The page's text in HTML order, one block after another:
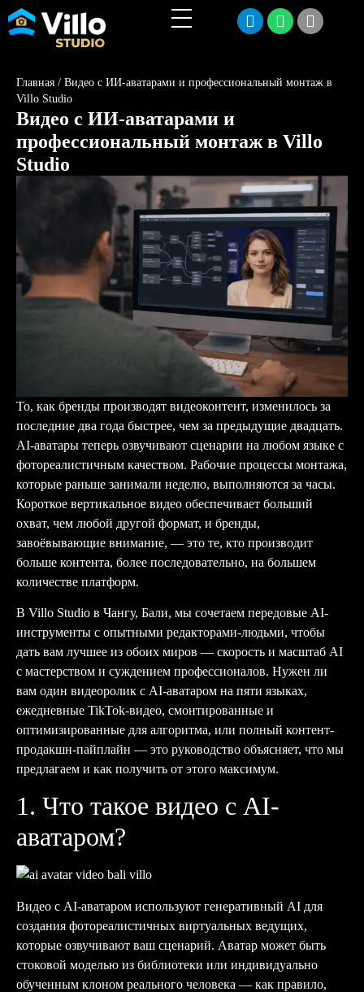
Главная / Видео с ИИ-аватарами и профессиональный монтаж в
Villo Studio
Видео с ИИ-аватарами и
профессиональный монтаж в Villo
Studio
То, как бренды производят видеоконтент, изменилось за
последние два года быстрее, чем за предыдущие двадцать.
AI-аватары теперь озвучивают сценарии на любом языке с
фотореалистичным качеством. Рабочие процессы монтажа,
которые раньше занимали неделю, выполняются за часы.
Короткое вертикальное видео обеспечивает больший
охват, чем любой другой формат, и бренды,
завоёвывающие внимание, — это те, кто производит
больше контента, более последовательно, на большем
количестве платформ.
В Villo Studio в Чангу, Бали, мы сочетаем передовые AI-
инструменты с опытными редакторами-людьми, чтобы
дать вам лучшее из обоих миров — скорость и масштаб AI
с мастерством и суждением профессионалов. Нужен ли
вам один видеоролик с AI-аватаром на пяти языках,
ежедневные TikTok-видео, смонтированные и
оптимизированные для алгоритма, или полный контент-
продакшн-пайплайн — это руководство объясняет, что мы
предлагаем и как получить от этого максимум.
1. Что такое видео с AI-
аватаром?
Видео с AI-аватаром используют генеративный AI для
создания фотореалистичных виртуальных ведущих,
которые озвучивают ваш сценарий. Аватар может быть
стоковой моделью из библиотеки или индивидуально
обученным клоном реального человека — как правило,